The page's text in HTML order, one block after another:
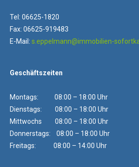
Tel: 06625-1820
Fax: 06625-919483
E-Mail: s.eppelmann@immobilien-
Geschäftszeiten
Montags: 08:00 – 18:00 Uhr
Dienstags: 08:00 – 18:00 Uhr
Mittwochs 08:00 – 18:00 Uhr
Donnerstags: 08:00 – 18:00 Uhr
Freitags: 08:00 – 14:00 Uhr